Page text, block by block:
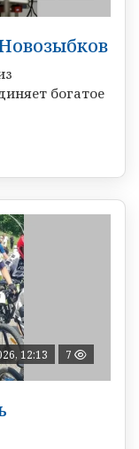
богатое
12:13 7